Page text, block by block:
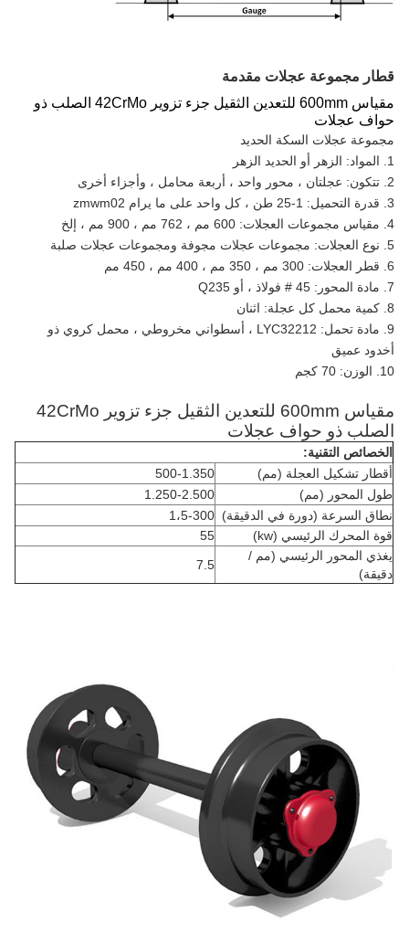
قطار مجموعة عجلات مقدمة
مقياس 600mm للتعدين الثقيل جزء تزوير 42CrMo الصلب ذو
حواف عجلات
مجموعة عجلات السكة الحديد
1. المواد: الزهر أو الحديد الزهر
2. تتكون: عجلتان ، محور واحد ، أربعة محامل ، وأجزاء أخرى
3. قدرة التحميل: 1-25 طن ، كل واحد على ما يرام zmwm02
4. مقياس مجموعات العجلات: 600 مم ، 762 مم ، 900 مم ، إلخ
5. نوع العجلات: مجموعات عجلات مجوفة ومجموعات عجلات صلبة
6. قطر العجلات: 300 مم ، 350 مم ، 400 مم ، 450 مم
7. مادة المحور: 45 # فولاذ ، أو Q235
8. كمية محمل كل عجلة: اثنان
9. مادة تحمل: LYC32212 ، أسطواني مخروطي ، محمل كروي ذو
أخدود عميق
10. الوزن: 70 كجم
مقياس 600mm للتعدين الثقيل جزء تزوير 42CrMo
الصلب ذو حواف عجلات
الخصائص التقنية:
أقطار تشكيل العجلة (مم)
500-1.350
طول المحور (مم)
1.250-2.500
نطاق السرعة (دورة في الدقيقة) 1،5-300
قوة المحرك الرئيسي (kw)
55
يغذي المحور الرئيسي (مم /
دقيقة)
7.5